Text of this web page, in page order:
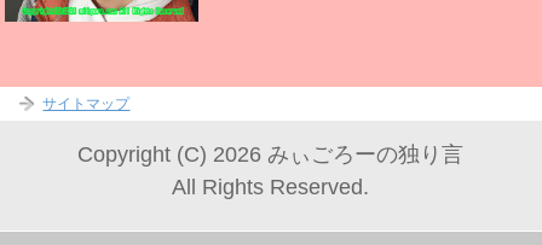
サイトマップ
Copyright (C) 2026 みぃごろーの独り言
All Rights Reserved.